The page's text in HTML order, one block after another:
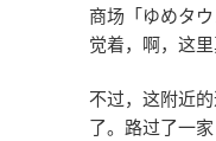
商场「ゆめタ
觉着，啊，这
不过，这附近
了。路过了一